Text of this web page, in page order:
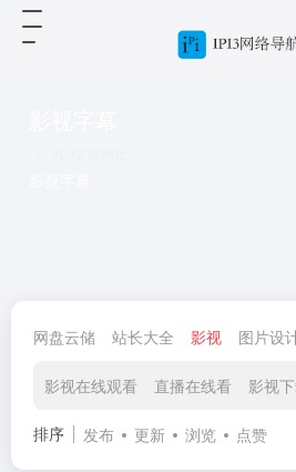
网盘云储 站长大全 影视 图片设
影视在线观看 直播在线看 影视
排序 发布 更新 浏览 点赞